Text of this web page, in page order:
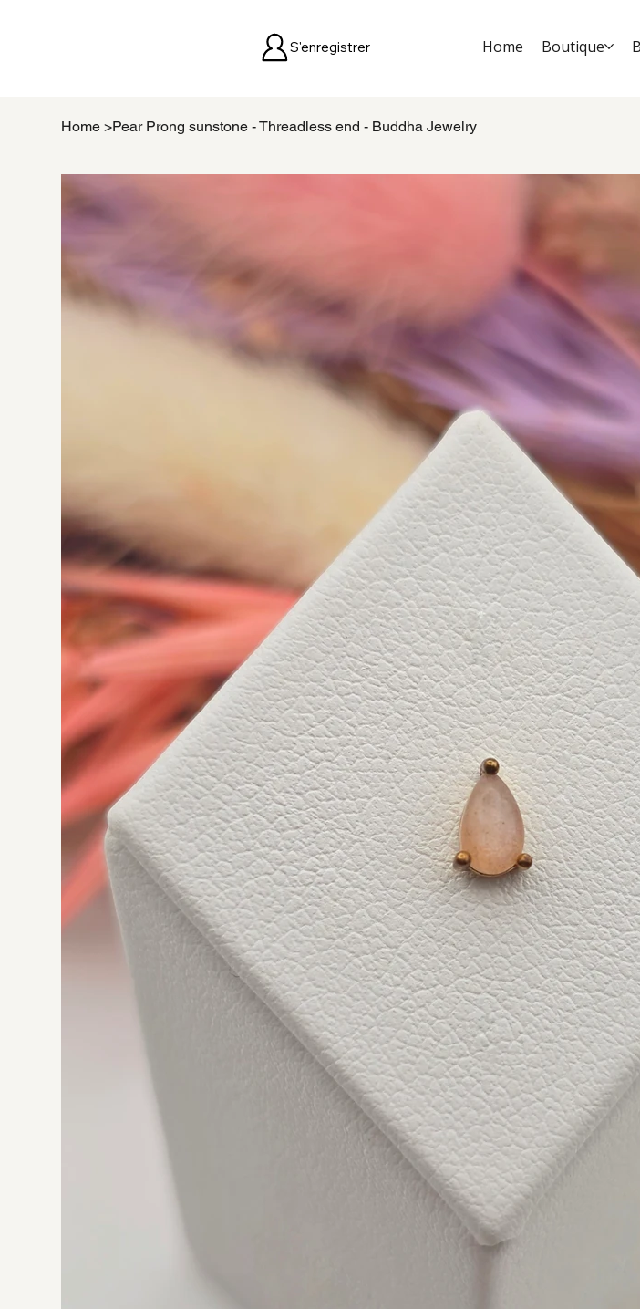
S'enregistrer Home Boutique
Home >Pear Prong sunstone - Threadless end - Buddha Jewelry